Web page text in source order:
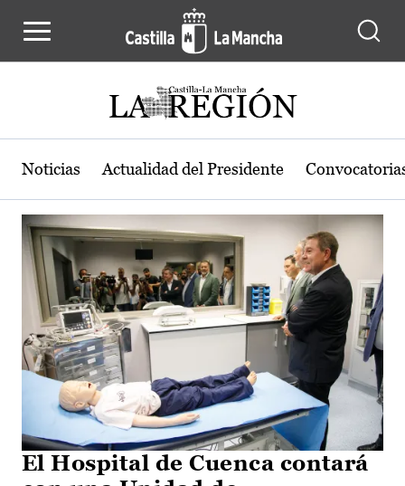
Actualidad de la región de Castilla-
Noticias Actualidad del Presidente
El Hospital de Cuenca contará